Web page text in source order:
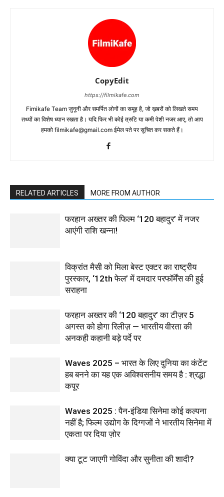
CopyEdit
https://filmikafe.com
Fimikafe Team जुनूनी और समर्पित लोगों का समूह है, जो ख़बरों को लिखते समय
तथ्‍यों का विशेष ध्‍यान रखता है। यदि फिर भी कोई त्रुटि या कमी पेशी नजर आए, तो आप
हमको filmikafe@gmail.com ईमेल पते पर सूचित कर सकते हैं।
RELATED ARTICLES MORE FROM AUTHOR
फरहान अख्तर की फिल्म ‘120 बहादुर’ में नजर
आएंगी राशि खन्ना!
विक्रांत मैसी को मिला बेस्ट एक्टर का राष्ट्रीय
पुरस्कार, ‘12th फेल’ में दमदार परफॉर्मेंस की हुई
सराहना
फरहान अख्तर की ‘120 बहादुर’ का टीज़र 5
अगस्त को होगा रिलीज़ — भारतीय वीरता की
अनकही कहानी बड़े पर्दे पर
Waves 2025 – भारत के लिए दुनिया का कंटेंट
हब बनने का यह एक अविश्वसनीय समय है : श्रद्धा
कपूर
Waves 2025 : पैन-इंडिया सिनेमा कोई कल्पना
नहीं है; फिल्म उद्योग के दिग्गजों ने भारतीय सिनेमा में
एकता पर दिया ज़ोर
क्या टूट जाएगी गोविंदा और सुनीता की शादी?